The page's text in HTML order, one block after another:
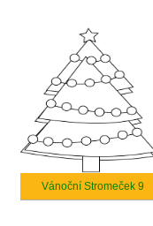
Vánoční Stromeček 9